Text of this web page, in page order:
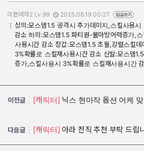
작성자:
이쁜여자2 Lv.99
작성일:
2025.06.19 00:27
상의:모스뎀1.5 공격시 추가데미지,스킬사용
감소 하의:모스뎀1.5 파티원-물마방어력증가,
사용시간 감소 장갑:모스뎀1.5 초월,강렬스킬
3%확률로 스킬재사용시간 감소 신발:모스뎀
증가,스킬사용시 3%확률로 스킬재사용시간
이전글 [캐릭터] 닉스 현마작 옵션 어케
다음글 [캐릭터] 아라 전직 추천 부탁 드립